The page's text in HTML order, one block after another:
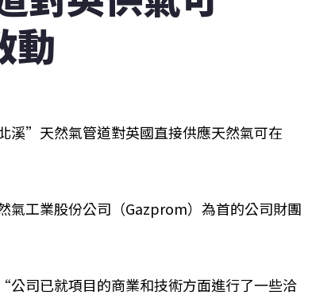
動
溪”天然氣管道對英國直接供應天然氣可在
氣工業股份公司（Gazprom）為首的公司財團
司已就項目的商業和技術方面進行了一些洽